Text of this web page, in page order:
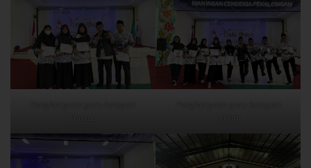
Penghargaan guru kategori
Penghargaan guru kategori